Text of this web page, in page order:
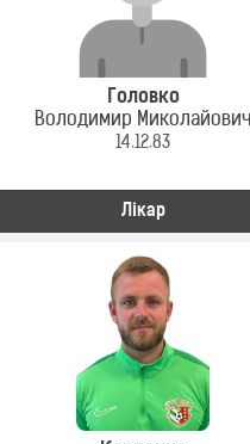
Головко
Володимир Миколайович
14.12.83
Лікар